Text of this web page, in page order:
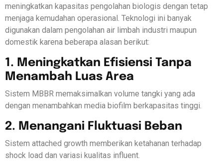
meningkatkan kapasitas pengolahan biologis dengan tetap
menjaga kemudahan operasional. Teknologi ini banyak
digunakan dalam pengolahan air limbah industri maupun
domestik karena beberapa alasan berikut:
1. Meningkatkan Efisiensi Tanpa
Menambah Luas Area
Sistem MBBR memaksimalkan volume tangki yang ada
dengan menambahkan media biofilm berkapasitas tinggi.
2. Menangani Fluktuasi Beban
Sistem attached growth memberikan ketahanan terhadap
shock load dan variasi kualitas influent.